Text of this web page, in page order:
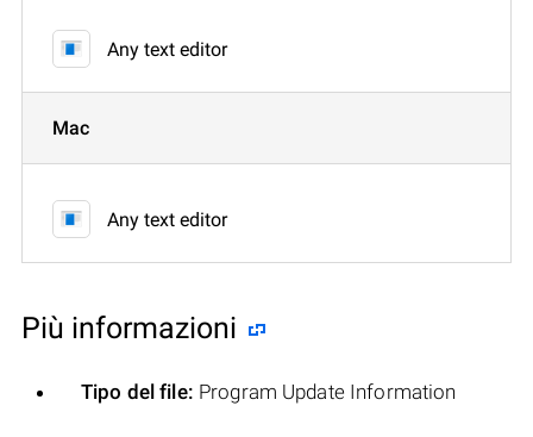
Any text editor
Mac
Any text editor
Più informazioni
Tipo del file: Program Update Information